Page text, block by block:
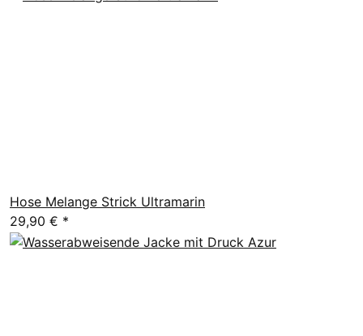
Hose Melange Strick Ultramarin
29,90 € *